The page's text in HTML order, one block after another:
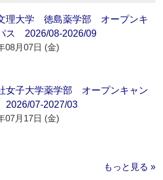
理大学 徳島薬学部 オープンキ
ス 2026/08-2026/09
08月07日 (金)
女子大学薬学部 オープンキャン
07-2027/03
07月17日 (金)
もっと見る »